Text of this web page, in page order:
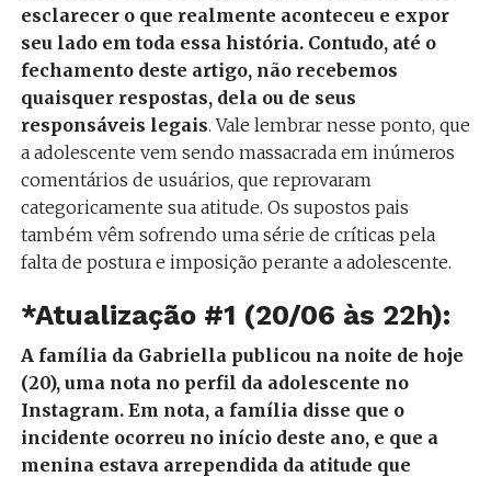
esclarecer o que realmente aconteceu e expor
seu lado em toda essa história. Contudo, até o
fechamento deste artigo, não recebemos
quaisquer respostas, dela ou de seus
responsáveis legais. Vale lembrar nesse ponto, que
a adolescente vem sendo massacrada em inúmeros
comentários de usuários, que reprovaram
categoricamente sua atitude. Os supostos pais
também vêm sofrendo uma série de críticas pela
falta de postura e imposição perante a adolescente.
*Atualização #1 (20/06 às 22h):
A família da Gabriella publicou na noite de hoje
(20), uma nota no perfil da adolescente no
Instagram. Em nota, a família disse que o
incidente ocorreu no início deste ano, e que a
menina estava arrependida da atitude que